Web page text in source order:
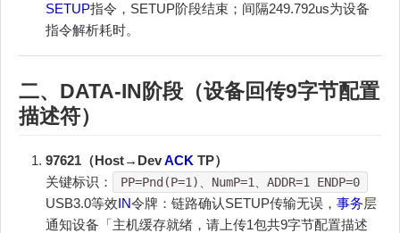
SETUP指令，SETUP阶段结束；间隔249.792us为设备
指令解析耗时。
二、DATA-IN 阶段（设备回传9字节配置
描述符）
97621（Host→DevACK TP）
关键标识：
PP=Pnd(P=1)、NumP=1、ADDR=1 ENDP=0
USB3.0等效IN令牌：链路确认SETUP传输无误， 事务层
通知设备「主机缓存就绪，请上传1包共9字节配置描述